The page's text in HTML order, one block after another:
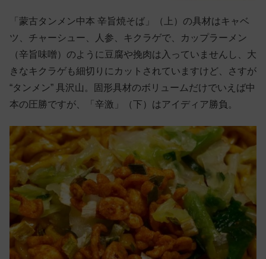
「蒙古タンメン中本 辛旨焼そば」（上）の具材はキャベ
ツ、チャーシュー、人参、キクラゲで、カップラーメン
（辛旨味噌）のように豆腐や挽肉は入っていませんし、大
きなキクラゲも細切りにカットされていますけど、さすが
“タンメン” 具沢山。固形具材のボリュームだけでいえば中
本の圧勝ですが、「辛激」（下）はアイディア勝負。